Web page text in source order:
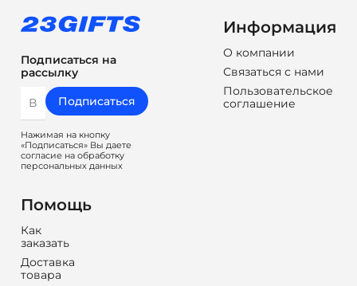
Подписаться на
рассылку
Подписаться
Нажимая на кнопку
«Подписаться» Вы даете
согласие на обработку
персональных данных
Информация
О компании
Связаться с нами
Пользовательское
соглашение
Помощь
Как
заказать
Доставка
товара